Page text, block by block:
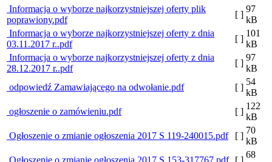
Informacja o wyborze najkorzystniejszej oferty plik
poprawiony.pdf
[ ]
97
kB
Informacja o wyborze najkorzystniejszej oferty z dnia
03.11.2017 r..pdf
[ ]
101
kB
Informacja o wyborze najkorzystniejszej oferty z dnia
28.12.2017 r..pdf
[ ]
97
kB
odpowiedź Zamawiającego na odwołanie.pdf
[ ]
54
kB
ogłoszenie o zamówieniu.pdf
[ ]
122
kB
Ogłoszenie o zmianie ogłoszenia 2017 S 119-240015.pdf
[ ]
70
kB
Ogłoszenie o zmianie ogłoszenia 2017 S 153-317767.pdf
[ ]
68